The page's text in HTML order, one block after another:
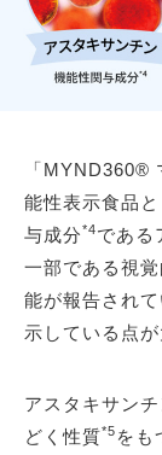
「MYND360®
能性表示食品
与成分*4である
一部である視
能が報告され
示している点が
アスタキサン
どく性質*5 をも